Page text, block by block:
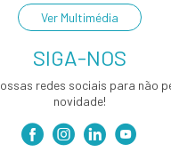
Ver Multimédia
SIGA-NOS
redes sociais para não
novidade!